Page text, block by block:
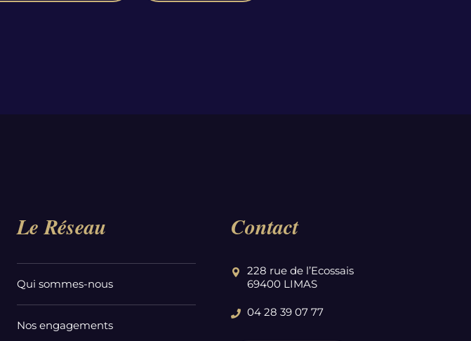
Le Réseau
Qui sommes-nous
Nos engagements
Contact
228 rue de l’Ecossais
69400 LIMAS
04 28 39 07 77